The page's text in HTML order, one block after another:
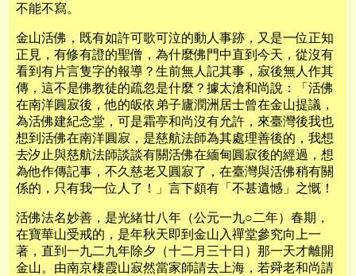
不能不寫。
金山活佛，既有如許可歌可泣的動人事跡，又是一位正知
正見，有修有證的聖僧，為什麼佛門中直到今天，從沒有
看到有片言隻字的報導？生前無人記其事，寂後無人作其
傳，這不是佛教徒的疏忽是什麼？據太滄和尚說：「活佛
在南洋圓寂後，他的皈依弟子廬潤洲居士曾在金山提議，
為活佛建紀念堂，可是霜亭和尚沒有允許，來臺灣後我也
想到活佛在南洋圓寂，是慈航法師為其處理善後的，我想
去汐止與慈航法師談談有關活佛在緬甸圓寂後的經過，想
為他作傳記事，不久慈老又圓寂了，在臺灣與活佛稍有關
係的，只有我一位人了！」言下頗有「不甚遺憾」之慨！
活佛法名妙善，是光緒廿八年（公元一九○二年）春期，
在寶華山受戒的，是年秋天即到金山入禪堂參究向上一
著，直到一九二九年除夕（十二月三十日）那一天才離開
金山。由南京棲霞山寂然當家師請去上海，若舜老和尚請